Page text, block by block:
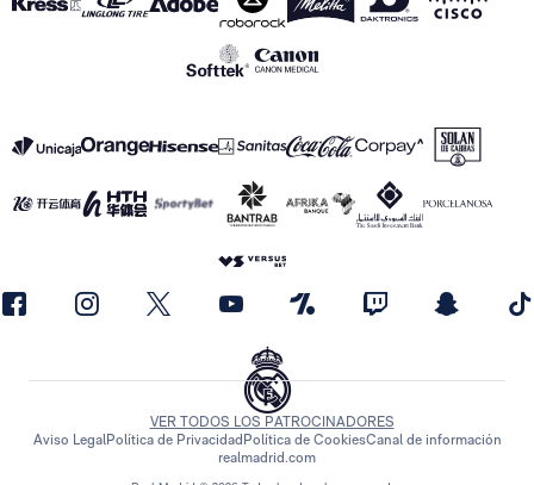
VER TODOS LOS PATROCINADORES
Aviso LegalPolítica de PrivacidadPolítica de CookiesCanal de información
realmadrid.com